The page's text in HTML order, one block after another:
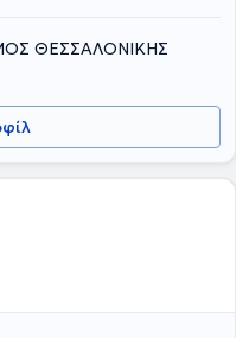
ΘΕΣΣΑΛΟΝΙΚΗΣ